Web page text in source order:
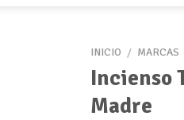
INICIO / MARCAS
Incienso
Madre